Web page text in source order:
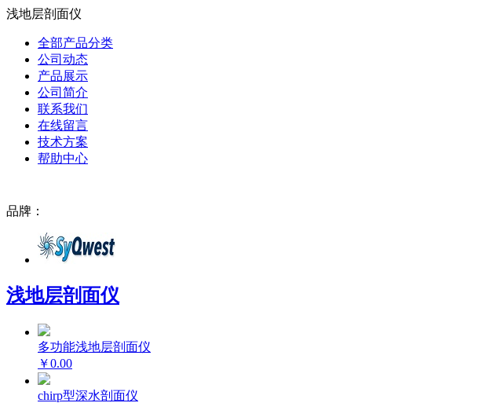
浅地层剖面仪
全部产品分类
公司动态
产品展示
公司简介
联系我们
在线留言
技术方案
帮助中心
品牌：
浅地层剖面仪
多功能浅地层剖面仪
￥0.00
chirp型深水剖面仪